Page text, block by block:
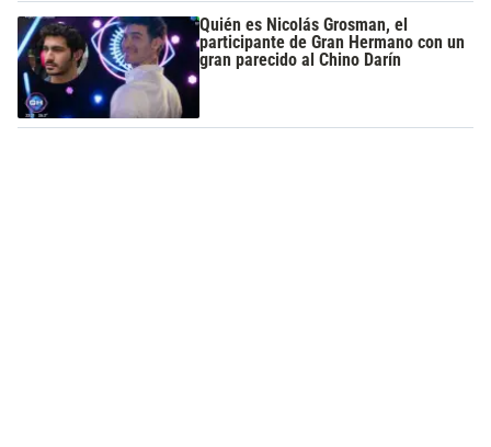
Quién es Nicolás Grosman, el
participante de Gran Hermano con un
gran parecido al Chino Darín